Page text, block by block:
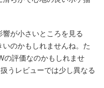
が小さいところを見る
のかもしれませんね。た
の評価なのかもしれませ
うレビューでは少し異なる